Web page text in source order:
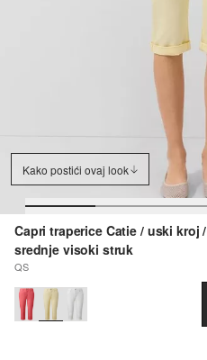
Kako postići ovaj look
Capri traperice Catie / uski kroj /
srednje visoki struk
QS